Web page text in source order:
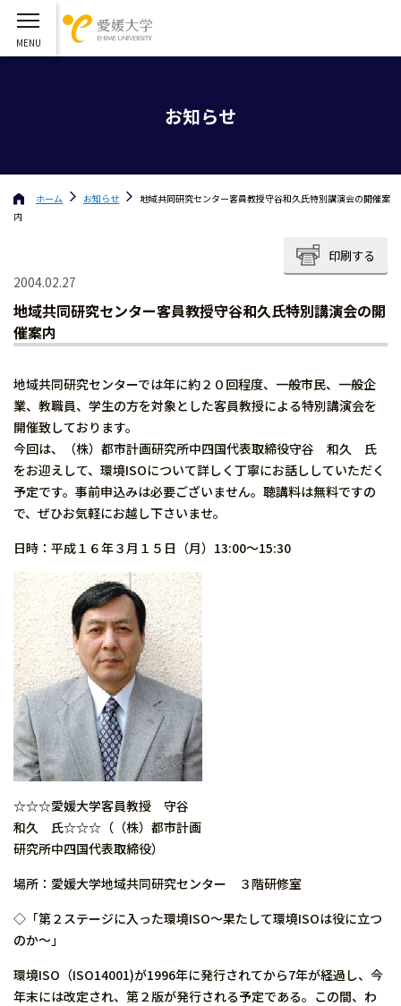
お知らせ
ホーム お知らせ
地域共同研究センター客員教授守谷和久氏特別講演会の開催案
内
印刷する
2004.02.27
地域共同研究センター客員教授守谷和久氏特別講演会の開
催案内
地域共同研究センターでは年に約２０回程度、一般市民、一般企
業、教職員、学生の方を対象とした客員教授による特別講演会を
開催致しております。
今回は、（株）都市計画研究所中四国代表取締役守谷 和久 氏
をお迎えして、環境ISOについて詳しく丁寧にお話ししていただく
予定です。事前申込みは必要ございません。聴講料は無料ですの
で、ぜひお気軽にお越し下さいませ。
日時：平成１６年３月１５日（月）13:00〜15:30
☆☆☆愛媛大学客員教授 守谷
和久 氏☆☆☆（（株）都市計画
研究所中四国代表取締役）
場所：愛媛大学地域共同研究センター ３階研修室
◇「第２ステージに入った環境ISO〜果たして環境ISOは役に立つ
のか〜」
環境ISO（ISO14001)が1996年に発行されてから7年が経過し、今
年末には改定され、第２版が発行される予定である。この間、わ